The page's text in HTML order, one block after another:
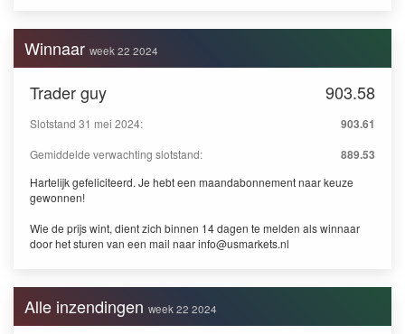
Winnaar week 22 2024
Trader guy 903.58
Slotstand 31 mei 2024: 903.61
Gemiddelde verwachting slotstand: 889.53
Hartelijk gefeliciteerd. Je hebt een maandabonnement naar keuze
gewonnen!
Wie de prijs wint, dient zich binnen 14 dagen te melden als winnaar
door het sturen van een mail naarinfo@usmarkets.nl
Alle inzendingen week 22 2024